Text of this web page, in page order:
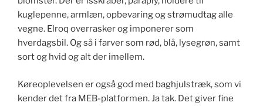
kuglepenne, armlæn, opbevaring og strømudtag alle
vegne. Elroq overrasker og imponerer som
hverdagsbil. Og så i farver som rød​, blå​, lysegrøn, samt
sort og hvid og alt der imellem.
Køreoplevelsen er også god med baghjulstræk, som vi
kender det fra MEB-platformen. Ja tak. Det giver fine